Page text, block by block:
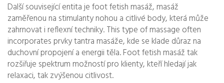
Další související entita jefoot fetish masáž, masáž
zaměřenou na stimulanty nohou a citlivé body, která může
zahrnovat i reflexní techniky. This type of massage often
incorporates prvky tantra masáže, kde se klade důraz na
duchovní propojení a energii těla. Foot fetish masáž tak
rozšiřuje spektrum možností pro klienty, kteří hledají jak
relaxaci, tak zvýšenou citlivost.